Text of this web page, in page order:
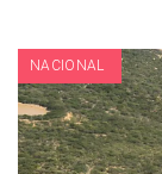
NACIONAL